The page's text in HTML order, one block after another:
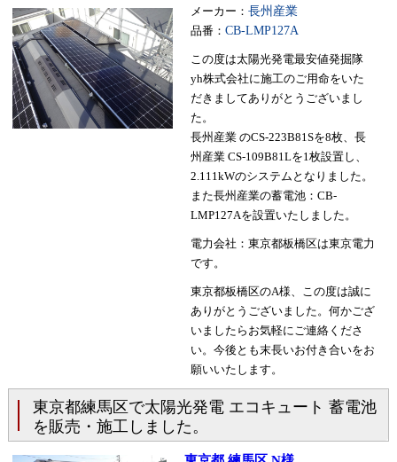
メーカー： 長州産業
品番： CB-LMP127A
この度は太陽光発電最安値発掘隊
yh株式会社に施工のご用命をいた
だきましてありがとうございまし
た。
長州産業 のCS-223B81Sを8枚、長
州産業 CS-109B81Lを1枚設置し、
2.111kWのシステムとなりました。
また長州産業の蓄電池：CB-
LMP127Aを設置いたしました。
電力会社：東京都板橋区は東京電力
です。
東京都板橋区のA様、この度は誠に
ありがとうございました。何かござ
いましたらお気軽にご連絡くださ
い。今後とも末長いお付き合いをお
願いいたします。
東京都練馬区で太陽光発電 エコキュート 蓄電池
を販売・施工しました。